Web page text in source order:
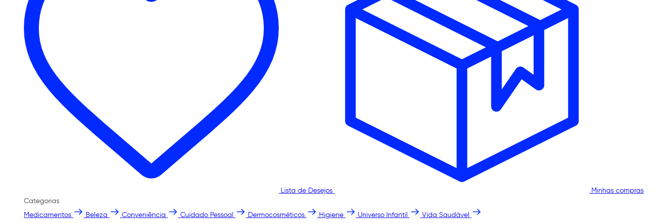
Lista de Desejos
Minhas compras
Categorias
Medicamentos
Beleza Conveniência Cuidado Pessoal Dermocosméticos Higiene Universo Infantil Vida Saudável